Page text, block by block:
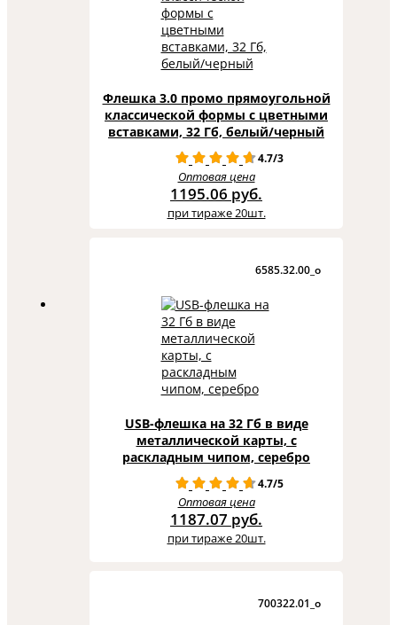
Флешка 3.0 промо прямоугольной
классической формы с цветными
вставками, 32 Гб, белый/черный
4.7/3
Оптовая цена
1195.06 руб.
при тираже 20шт.
6585.32.00_o
USB-флешка на 32 Гб в виде
металлической карты, с
раскладным чипом, серебро
4.7/5
Оптовая цена
1187.07 руб.
при тираже 20шт.
700322.01_o